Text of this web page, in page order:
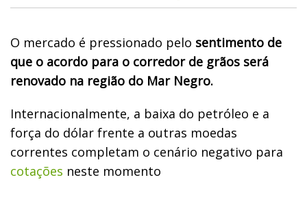
O mercado é pressionado pelo sentimento de
que o acordo para o corredor de grãos será
renovado na região do Mar Negro.
Internacionalmente, a baixa do petróleo e a
força do dólar frente a outras moedas
correntes completam o cenário negativo para
cotações neste momento